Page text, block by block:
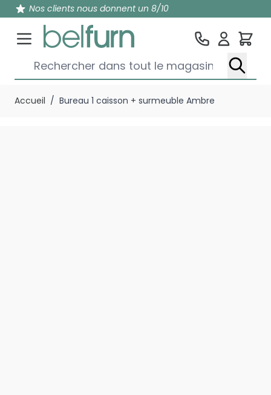
Nos clients nous donnent un 8/10
Rechercher dans tout le magasin...
Accueil / Bureau 1 caisson + surmeuble Ambre